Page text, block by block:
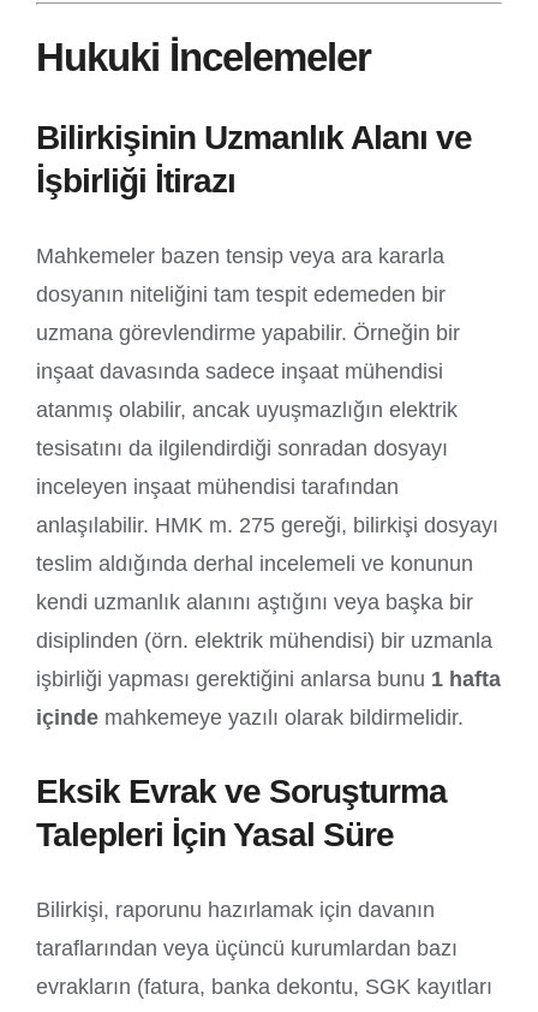
Hukuki İncelemeler
Bilirkişinin Uzmanlık Alanı ve
İşbirliği İtirazı
Mahkemeler bazen tensip veya ara kararla
dosyanın niteliğini tam tespit edemeden bir
uzmana görevlendirme yapabilir. Örneğin bir
inşaat davasında sadece inşaat mühendisi
atanmış olabilir, ancak uyuşmazlığın elektrik
tesisatını da ilgilendirdiği sonradan dosyayı
inceleyen inşaat mühendisi tarafından
anlaşılabilir. HMK m. 275 gereği, bilirkişi dosyayı
teslim aldığında derhal incelemeli ve konunun
kendi uzmanlık alanını aştığını veya başka bir
disiplinden (örn. elektrik mühendisi) bir uzmanla
işbirliği yapması gerektiğini anlarsa bunu 1 hafta
içinde mahkemeye yazılı olarak bildirmelidir.
Eksik Evrak ve Soruşturma
Talepleri İçin Yasal Süre
Bilirkişi, raporunu hazırlamak için davanın
taraflarından veya üçüncü kurumlardan bazı
evrakların (fatura, banka dekontu, SGK kayıtları